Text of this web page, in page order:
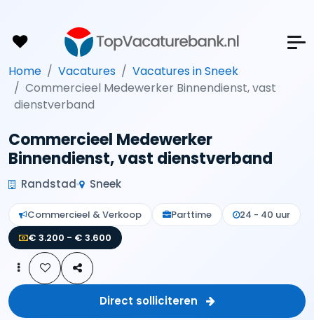
Home Vacatures
Vacatures in Sneek
Commercieel Medewerker Binnendienst, vast
dienstverband
Commercieel Medewerker
Binnendienst, vast dienstverband
Randstad Sneek
Commercieel & Verkoop Parttime
24 - 40 uur
€ 3.200 - € 3.600
Direct solliciteren